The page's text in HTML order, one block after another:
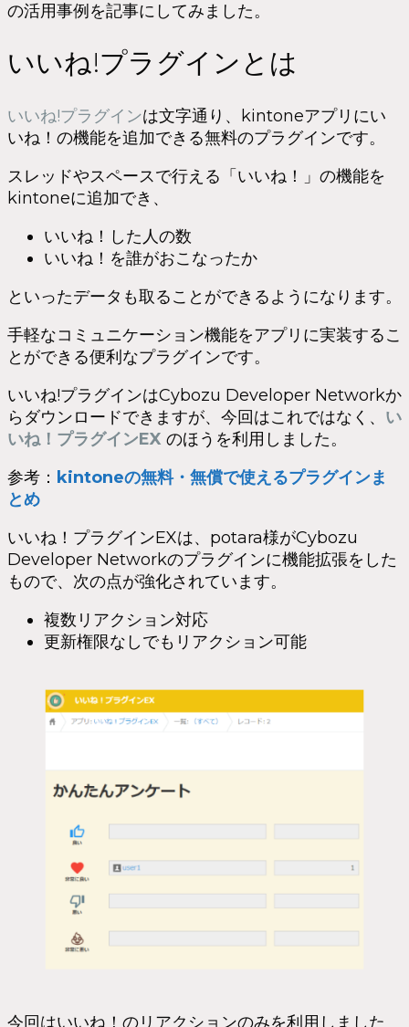
の活用事例を記事にしてみました。
いいね!プラグインとは
いいね!プラグインは文字通り、kintoneアプリにい
いね！の機能を追加できる無料のプラグインです。
スレッドやスペースで行える「いいね！」の機能を
kintoneに追加でき、
いいね！した人の数
いいね！を誰がおこなったか
といったデータも取ることができるようになります。
手軽なコミュニケーション機能をアプリに実装するこ
とができる便利なプラグインです。
いいね!プラグインはCybozu Developer Networkか
らダウンロードできますが、今回はこれではなく、 い
いね！プラグインEX のほうを利用しました。
参考： kintoneの無料・無償で使えるプラグインま
とめ
いいね！プラグインEXは、potara様がCybozu
Developer Networkのプラグインに機能拡張をした
もので、次の点が強化されています。
複数リアクション対応
更新権限なしでもリアクション可能
今回はいいね！のリアクションのみを利用しました